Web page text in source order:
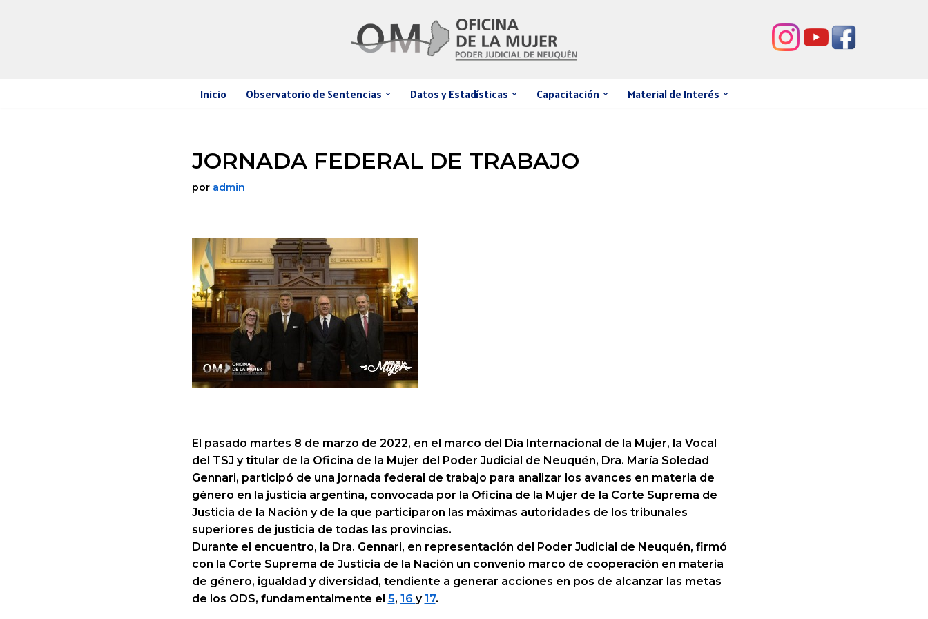
Inicio Observatorio de Sentencias Datos y Estadísticas Capacitación Material de Interés
JORNADA FEDERAL DE TRABAJO
por admin
El pasado martes 8 de marzo de 2022, en el marco del Día Internacional de la Mujer, la Vocal
del TSJ y titular de la Oficina de la Mujer del Poder Judicial de Neuquén, Dra. María Soledad
Gennari, participó de una jornada federal de trabajo para analizar los avances en materia de
género en la justicia argentina, convocada por la Oficina de la Mujer de la Corte Suprema de
Justicia de la Nación y de la que participaron las máximas autoridades de los tribunales
superiores de justicia de todas las provincias.
Durante el encuentro, la Dra. Gennari, en representación del Poder Judicial de Neuquén, firmó
con la Corte Suprema de Justicia de la Nación un convenio marco de cooperación en materia
de género, igualdad y diversidad, tendiente a generar acciones en pos de alcanzar las metas
de los ODS, fundamentalmente el 5, 16 y17.